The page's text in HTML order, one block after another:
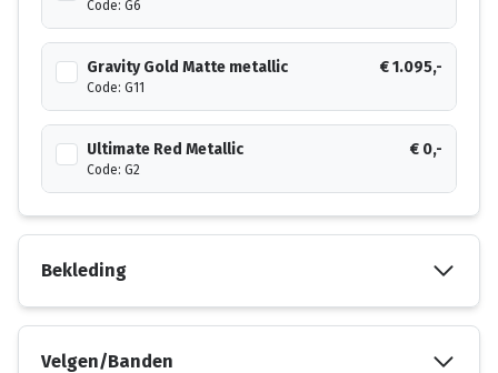
Code: G6
Gravity Gold Matte metallic
Code: G11
€ 1.095,-
Ultimate Red Metallic
Code: G2
€ 0,-
Bekleding
Velgen/Banden